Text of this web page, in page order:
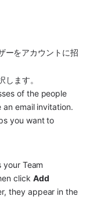
ーをアカウントに招
します。
of the people
email invitation.
you want to
Team
click Add
they appear in the